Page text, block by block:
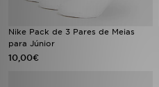
Nike Pack de 3 Pares de Meias
para Júnior
10,00€